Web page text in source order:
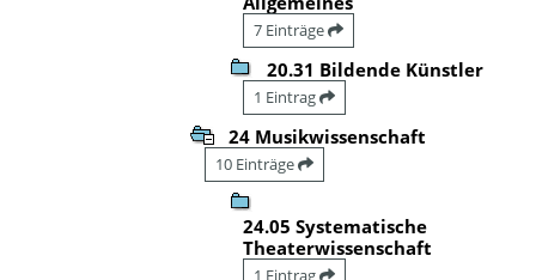
7 Einträge
20.31 Bildende Künstler
1 Eintrag
24 Musikwissenschaft
10 Einträge
24.05 Systematische
Theaterwissenschaft
1 Eintrag